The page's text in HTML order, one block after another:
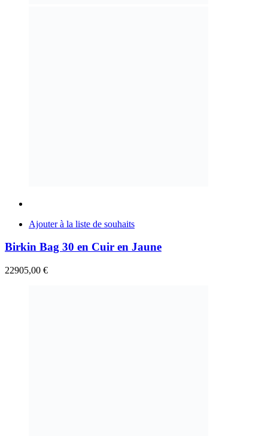
Ajouter à la liste de souhaits
Birkin Bag 30 en Cuir en Jaune
22905,00 €